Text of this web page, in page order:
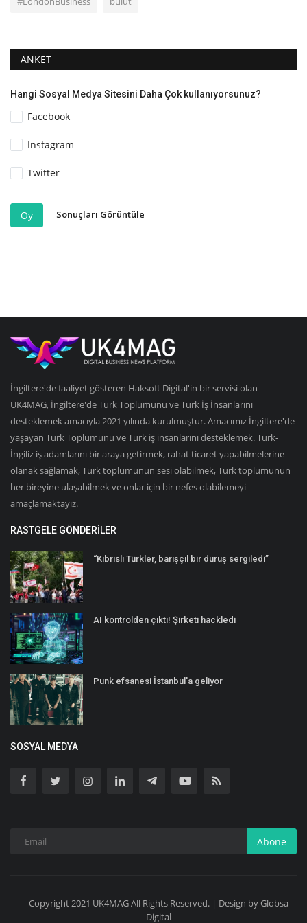
ANKET
Hangi Sosyal Medya Sitesini Daha Çok kullanıyorsunuz?
Facebook
Instagram
Twitter
Oy Sonuçları Görüntüle
İngiltere'de faaliyet gösteren Haksoft Digital'in bir servisi olan
UK4MAG, İngiltere'de Türk Toplumunu ve Türk İş İnsanlarını
desteklemek amacıyla 2021 yılında kurulmuştur. Amacımız İngiltere'de
yaşayan Türk Toplumunu ve Türk iş insanlarını desteklemek. Türk-
İngiliz iş adamlarını bir araya getirmek, rahat ticaret yapabilmelerine
olanak sağlamak, Türk toplumunun sesi olabilmek, Türk toplumunun
her bireyine ulaşabilmek ve onlar için bir nefes olabilemeyi
amaçlamaktayız.
RASTGELE GÖNDERILER
“Kıbrıslı Türkler, barışçıl bir duruş sergiledi”
AI kontrolden çıktı! Şirketi hackledi
Punk efsanesi İstanbul'a geliyor
SOSYAL MEDYA
Abone
Copyright 2021 UK4MAG All Rights Reserved. | Design by Globsa
Digital